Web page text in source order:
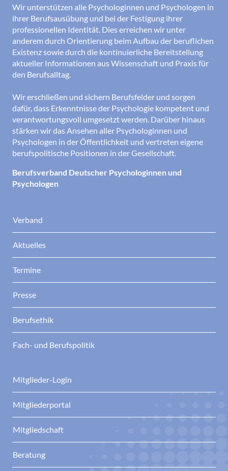
Wir unterstützen alle Psychologinnen und Psychologen in
ihrer Berufsausübung und bei der Festigung ihrer
professionellen Identität. Dies erreichen wir unter
anderem durch Orientierung beim Aufbau der beruflichen
Existenz sowie durch die kontinuierliche Bereitstellung
aktueller Informationen aus Wissenschaft und Praxis für
den Berufsalltag.
Wir erschließen und sichern Berufsfelder und sorgen
dafür, dass Erkenntnisse der Psychologie kompetent und
verantwortungsvoll umgesetzt werden. Darüber hinaus
stärken wir das Ansehen aller Psychologinnen und
Psychologen in der Öffentlichkeit und vertreten eigene
berufspolitische Positionen in der Gesellschaft.
Berufsverband Deutscher Psychologinnen und
Psychologen
Verband
Aktuelles
Termine
Presse
Berufsethik
Fach- und Berufspolitik
Mitglieder-Login
Mitgliederportal
Mitgliedschaft
Beratung